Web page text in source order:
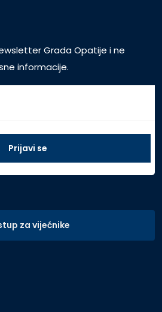
Grada Opatije i ne
informacije.
za vijećnike